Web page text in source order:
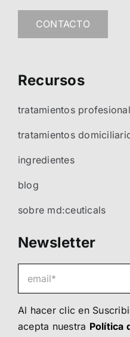
CONTACTO
Recursos
tratamientos
tratamientos
ingredientes
blog
sobre md:ceuticals
Newsletter
Al hacer clic en
acepta nuestra Política